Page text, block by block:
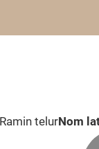
telurNom